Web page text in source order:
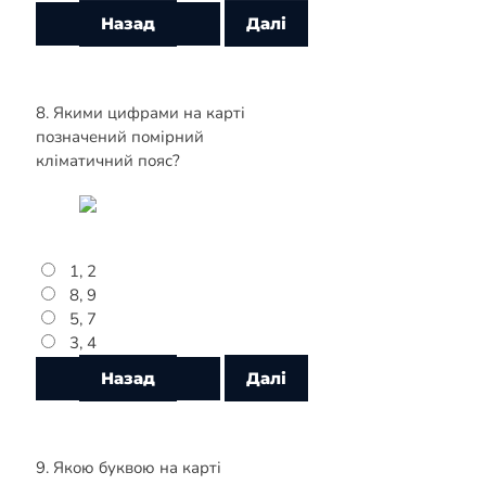
8. Якими цифрами на карті
позначений помірний
кліматичний пояс?
1, 2
8, 9
5, 7
3, 4
9. Якою буквою на карті